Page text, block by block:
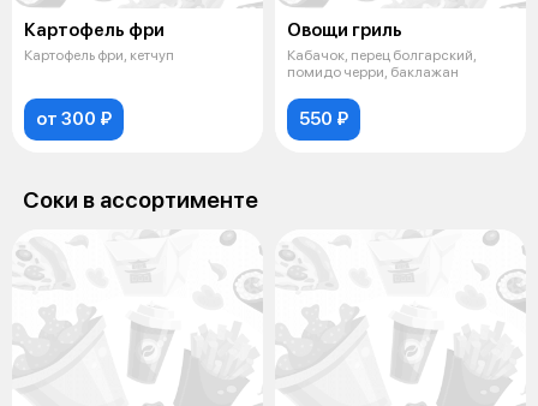
Картофель фри
Картофель фри, кетчуп
от 300 ₽
Овощи гриль
Кабачок, перец болгарский,
помидо черри, баклажан
550 ₽
Соки в аcсортименте